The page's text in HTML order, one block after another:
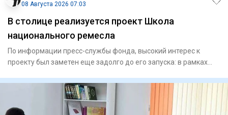
08 Августа 2026 07:03
В столице реализуется проект Школа
национального ремесла
По информации пресс-службы фонда, высокий интерес к
проекту был заметен еще задолго до его запуска: в рамках